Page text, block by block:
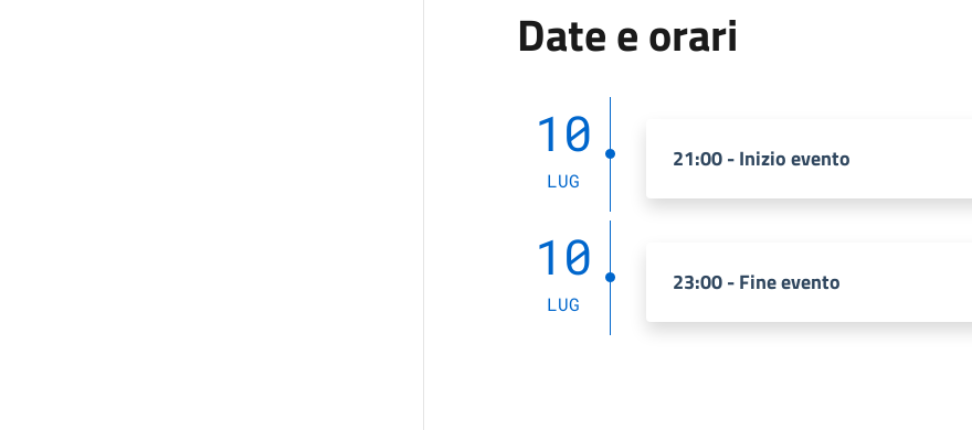
Date e orari
10
LUG
21:00 - Inizio evento
10
LUG
23:00 - Fine evento